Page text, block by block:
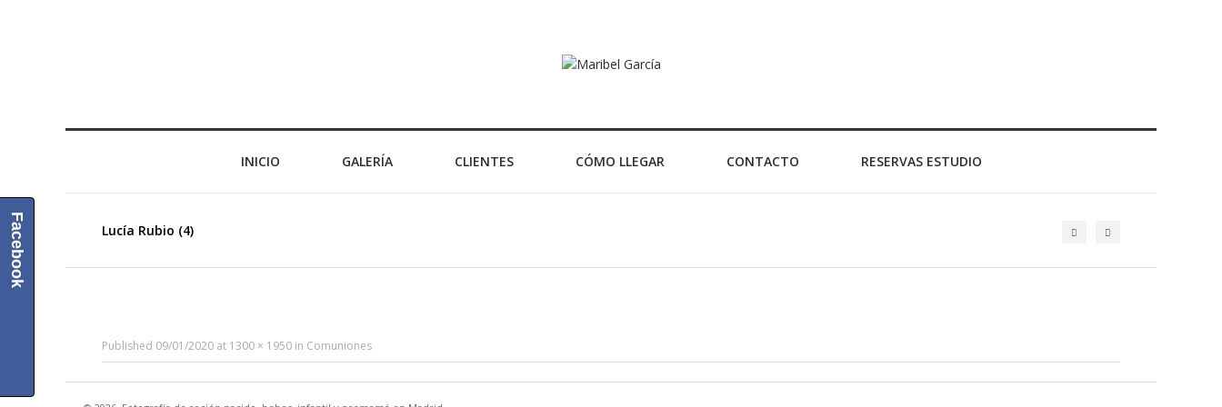
INICIO GALERÍA CLIENTES CÓMO LLEGAR CONTACTO RESERVAS ESTUDIO
Lucía Rubio (4)
Published 09/01/2020 at 1300 × 1950 in Comuniones
Facebook